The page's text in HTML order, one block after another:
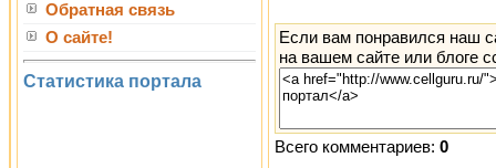
Обратная связь
О сайте!
Статистика портала
Если вам понравился наш
на вашем сайте или блоге
Всего комментариев: 0